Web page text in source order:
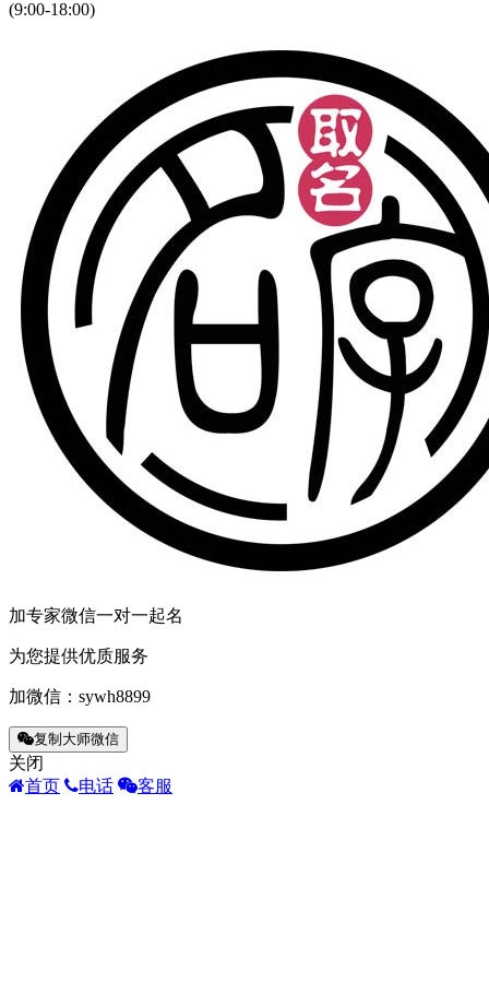
(9:00-18:00)
加专家微信一对一起名
为您提供优质服务
加微信： sywh8899
复制大师微信
关闭
首页
电话 客服